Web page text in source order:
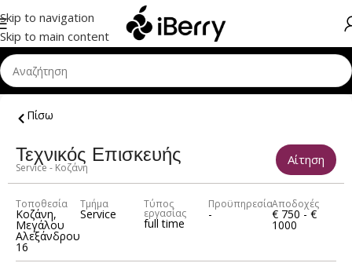
Skip to navigation
Skip to main content
Πίσω
Τεχνικός Επισκευής
Service - Κοζάνη
Αίτηση
Τοποθεσία
Κοζάνη,
Μεγάλου
Αλεξάνδρου
16
Τμήμα
Service
Τύπος
εργασίας
full time
Προϋπηρεσία
-
Αποδοχές
€ 750 - €
1000